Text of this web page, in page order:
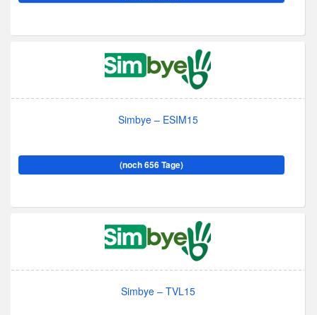
Simbye – ESIM15
(noch 656 Tage)
Simbye – TVL15